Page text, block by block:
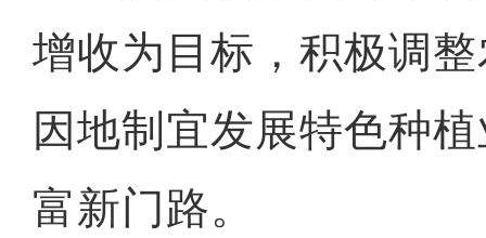
增收为目标，积极调
因地制宜发展特色种
富新门路。